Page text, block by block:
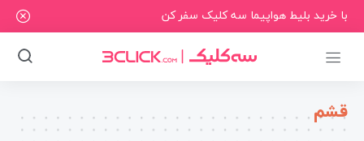
با خرید بلیط هواپیما سه کلیک سفر کن
قشم